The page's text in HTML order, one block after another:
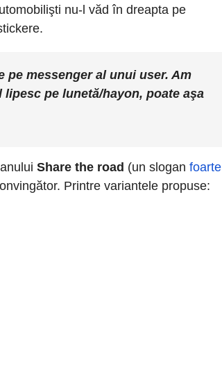
nu-l văd în dreapta pe
pe messenger al unui user. Am
pe lunetă/hayon, poate aşa
Share the road (un slogan foarte
Printre variantele propuse: